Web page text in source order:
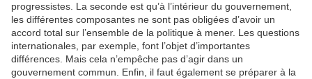
progressistes. La seconde est qu’à l’intérieur du gouvernement,
les différentes composantes ne sont pas obligées d’avoir un
accord total sur l’ensemble de la politique à mener. Les questions
internationales, par exemple, font l’objet d’importantes
différences. Mais cela n’empêche pas d’agir dans un
gouvernement commun. Enfin, il faut également se préparer à la